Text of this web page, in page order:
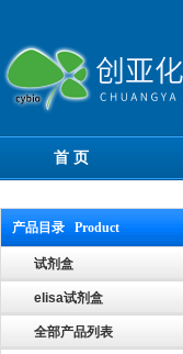
首 页
产品目录 Product
试剂盒
elisa试剂盒
全部产品列表